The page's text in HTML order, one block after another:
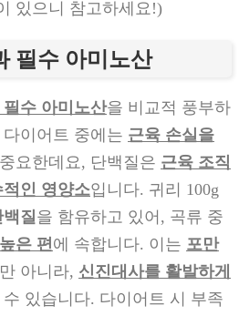
있으니 참고하세요!)
필수 아미노산
필수 아미노산을 비교적 풍부하
이어트 중에는 근육 손실을
요한데요, 단백질은 근육 조직
인 영양소입니다. 귀리 100g
백질을 함유하고 있어, 곡류 중
은 편에 속합니다. 이는 포만
아니라, 신진대사를 활발하게
있습니다. 다이어트 시 부족